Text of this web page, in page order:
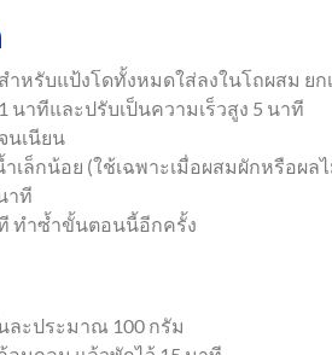
ำหรับแป้งโดทั้งหมดใส่ลงในโถผสม ยก
นาทีและปรับเป็นความเร็วสูง 5 นาที
นเนียน
เล็กน้อย (ใช้เฉพาะเมื่อผสมผักหรือผ
าที
ทำซ้ำขั้นตอนนี้อีกครั้ง
ละประมาณ 100 กรัม